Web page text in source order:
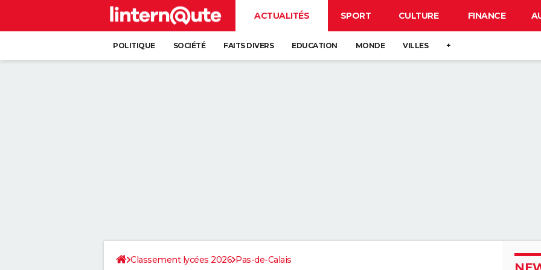
ACTUALITÉS SPORT CULTURE FINANCE
POLITIQUE SOCIÉTÉ FAITS DIVERS EDUCATION MONDE VILLES +
Classement lycées 2026 Pas-de-Calais